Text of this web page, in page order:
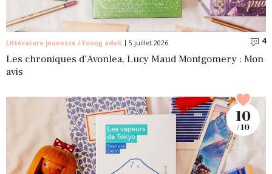
Littérature jeunesse / Young adult 5 juillet 2026 4
Les chroniques d’Avonlea, Lucy Maud Montgomery : Mon
avis
10
/ 10